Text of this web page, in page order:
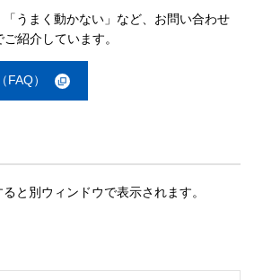
「うまく動かない」など、お問い合わせ
紹介しています。
）
と別ウィンドウで表示されます。